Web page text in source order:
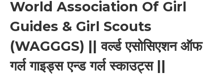
World Association Of Girl
Guides & Girl Scouts
(WAGGGS) || वर्ल्ड एसोसिएशन ऑफ
गर्ल गाइड्स एन्ड गर्ल स्काउट्स ||